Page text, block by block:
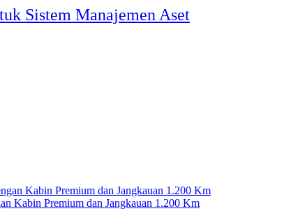
Sistem Manajemen Aset
Kabin Premium dan Jangkauan 1.200 Km